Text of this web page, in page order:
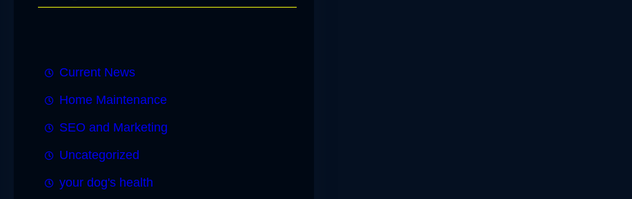
Current News
Home Maintenance
SEO and Marketing
Uncategorized
your dog's health